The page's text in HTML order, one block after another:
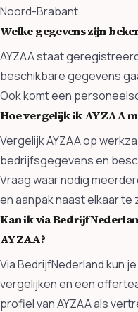
Noord-Brabant.
Welke gegevens zijn
AYZAA staat
beschikbare gegevens
Ook komt een
Hoe vergelijk ik AYZAA
Vergelijk AYZAA op
bedrijfsgegevens en
Vraag waar nodig
en aanpak naast elkaar te
Kan ik via
AYZAA?
Via BedrijfNederland kun
vergelijken en een
profiel van AYZAA als